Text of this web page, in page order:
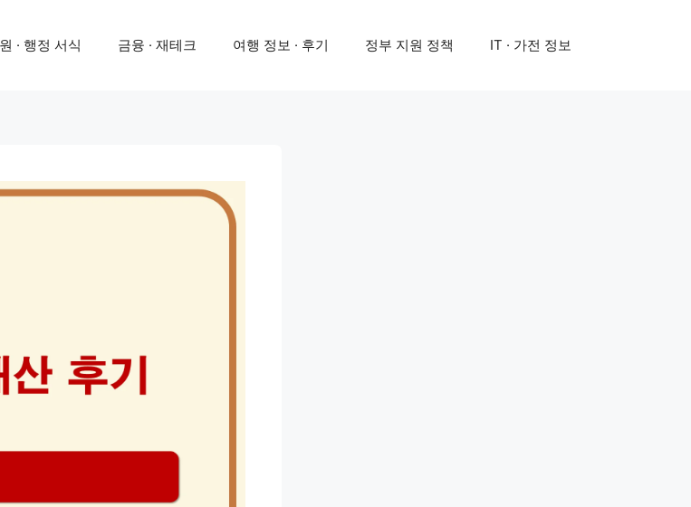
· 행정 서식 금융 · 재테크 여행 정보 · 후기 정부 지원 정책 IT · 가전 정보